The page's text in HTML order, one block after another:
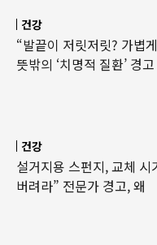
건강
“발끝이 저릿저릿? 가볍
뜻밖의 ‘치명적 질환’ 경고
건강
설거지용 스펀지, 교체
버려라” 전문가 경고, 왜